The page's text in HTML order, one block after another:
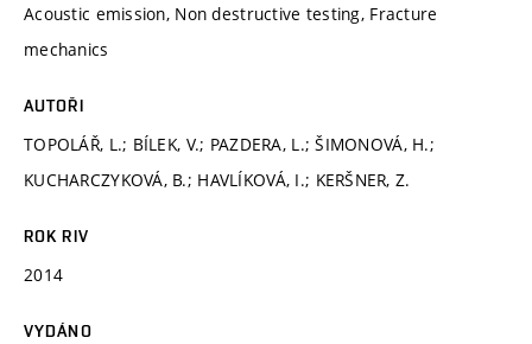
Acoustic emission, Non destructive testing, Fracture
mechanics
AUTOŘI
TOPOLÁŘ, L.; BÍLEK, V.; PAZDERA, L.; ŠIMONOVÁ, H.;
KUCHARCZYKOVÁ, B.; HAVLÍKOVÁ, I.; KERŠNER, Z.
ROK RIV
2014
VYDÁNO